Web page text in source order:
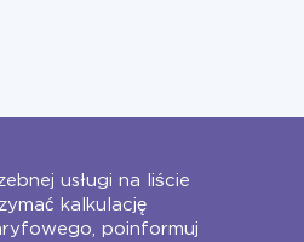
usługi na liście
kalkulację
poinformuj